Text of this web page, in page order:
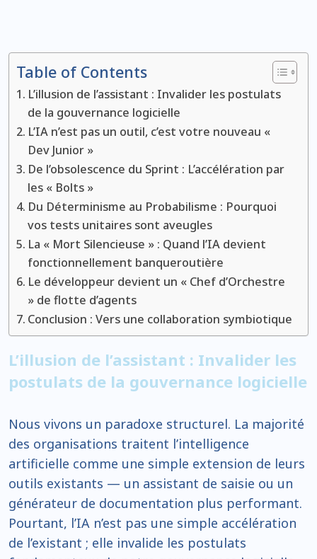
Table of Contents
L’illusion de l’assistant : Invalider les postulats
de la gouvernance logicielle
L’IA n’est pas un outil, c’est votre nouveau «
Dev Junior »
De l’obsolescence du Sprint : L’accélération par
les « Bolts »
Du Déterminisme au Probabilisme : Pourquoi
vos tests unitaires sont aveugles
La « Mort Silencieuse » : Quand l’IA devient
fonctionnellement banqueroutière
Le développeur devient un « Chef d’Orchestre
» de flotte d’agents
Conclusion : Vers une collaboration symbiotique
L’illusion de l’assistant : Invalider les
postulats de la gouvernance logicielle
Nous vivons un paradoxe structurel. La majorité
des organisations traitent l’intelligence
artificielle comme une simple extension de leurs
outils existants — un assistant de saisie ou un
générateur de documentation plus performant.
Pourtant, l’IA n’est pas une simple accélération
de l’existant ; elle invalide les postulats